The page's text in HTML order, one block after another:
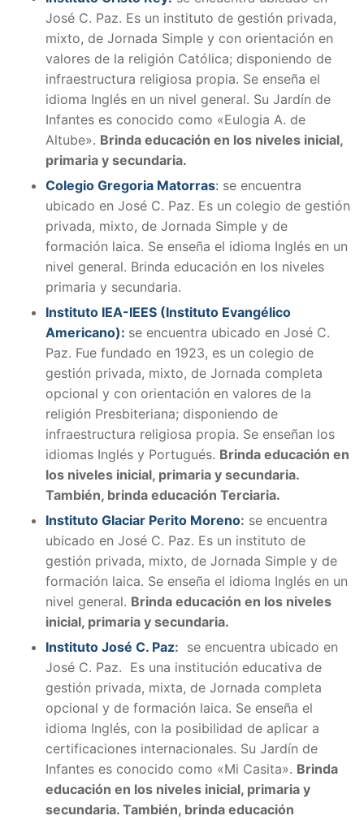
José C. Paz. Es un instituto de gestión privada,
mixto, de Jornada Simple y con orientación en
valores de la religión Católica; disponiendo de
infraestructura religiosa propia. Se enseña el
idioma Inglés en un nivel general. Su Jardín de
Infantes es conocido como «Eulogia A. de
Altube». Brinda educación en los niveles inicial,
primaria y secundaria.
Colegio Gregoria Matorras: se encuentra
ubicado en José C. Paz. Es un colegio de gestión
privada, mixto, de Jornada Simple y de
formación laica. Se enseña el idioma Inglés en un
nivel general. Brinda educación en los niveles
primaria y secundaria.
Instituto IEA-IEES (Instituto Evangélico
Americano): se encuentra ubicado en José C.
Paz. Fue fundado en 1923, es un colegio de
gestión privada, mixto, de Jornada completa
opcional y con orientación en valores de la
religión Presbiteriana; disponiendo de
infraestructura religiosa propia. Se enseñan los
idiomas Inglés y Portugués. Brinda educación en
los niveles inicial, primaria y secundaria.
También, brinda educación Terciaria.
Instituto Glaciar Perito Moreno: se encuentra
ubicado en José C. Paz. Es un instituto de
gestión privada, mixto, de Jornada Simple y de
formación laica. Se enseña el idioma Inglés en un
nivel general. Brinda educación en los niveles
inicial, primaria y secundaria.
Instituto José C. Paz: se encuentra ubicado en
José C. Paz. Es una institución educativa de
gestión privada, mixta, de Jornada completa
opcional y de formación laica. Se enseña el
idioma Inglés, con la posibilidad de aplicar a
certificaciones internacionales. Su Jardín de
Infantes es conocido como «Mi Casita». Brinda
educación en los niveles inicial, primaria y
secundaria. También, brinda educación